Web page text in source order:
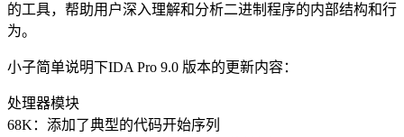
的工具，帮助用户深入理解和分析二进制程序的内部结构和行
为。
小子简单说明下IDA Pro 9.0 版本的更新内容：
处理器模块
68K：添加了典型的代码开始序列